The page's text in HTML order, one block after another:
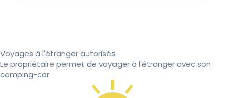
Voyages à l'étranger autorisés
Le propriétaire permet de voyager à l'étranger avec son
camping-car